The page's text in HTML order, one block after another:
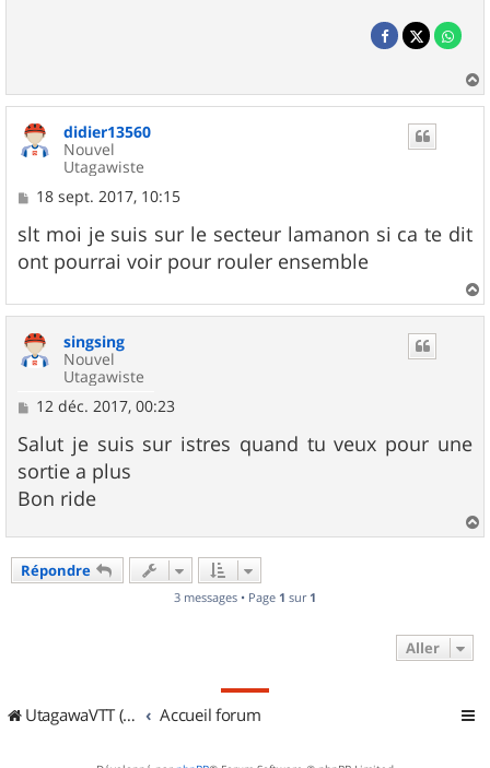
a
didier13560
Nouvel
Utagawiste
M
s
s
a
e
18 sept. 2017, 10:15
slt moi je suis sur le secteur lamanon si ca te dit
ont pourrai voir pour rouler ensemble
a
singsing
Nouvel
Utagawiste
M
s
s
a
g
e
12 déc. 2017, 00:23
Salut je suis sur istres quand tu veux pour une
sortie a plus
Bon ride
a
Répondre
3 messages • Page 1 sur 1
Aller
UtagawaVTT (Randos VTT et VTTAE avec traces GPS) Accueil forum